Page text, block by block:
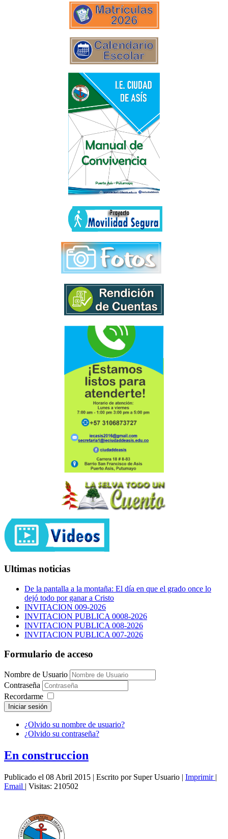
Ultimas noticias
De la pantalla a la montaña: El día en que el grado once lo
dejó todo por ganar a Cristo
INVITACION 009-2026
INVITACION PUBLICA 0008-2026
INVITACION PUBLICA 008-2026
INVITACION PUBLICA 007-2026
Formulario de acceso
Nombre de Usuario
Contraseña
Recordarme
Iniciar sesión
¿Olvido su nombre de usuario?
¿Olvido su contraseña?
En construccion
Publicado el 08 Abril 2015 | Escrito por Super Usuario | Imprimir |
Email | Visitas: 210502